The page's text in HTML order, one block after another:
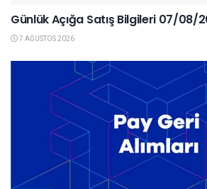
Günlük Açığa Satış Bilgileri 07/08/
7 AĞUSTOS 2026